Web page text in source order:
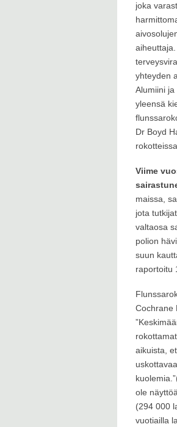
joka
yhteyden
Alumiini
yleensä
Dr Boyd
Viime
maissa,
jota
valtaosa
polion
suun
raportoitu
Cochrane
aikuista,
ole
(294 000
vuotiailla